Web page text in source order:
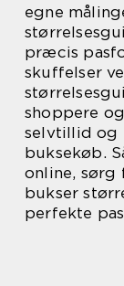
egne
præcis
skuffelser
shoppere
selvtillid og
buksekøb.
online, sørg
bukser
perfekte